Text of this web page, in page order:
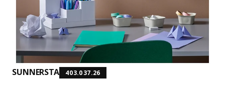
SUNNERSTA 403.037.26